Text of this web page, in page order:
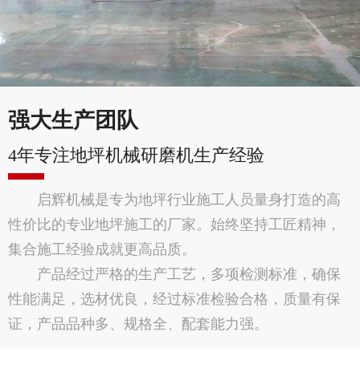
强大生产团队
4年专注地坪机械研磨机生产经验
启辉机械是专为地坪行业施工人员量身打造的高
性价比的专业地坪施工的厂家。始终坚持工匠精神，
集合施工经验成就更高品质。
产品经过严格的生产工艺，多项检测标准，确保
性能满足，选材优良，经过标准检验合格，质量有保
证，产品品种多、规格全、配套能力强。